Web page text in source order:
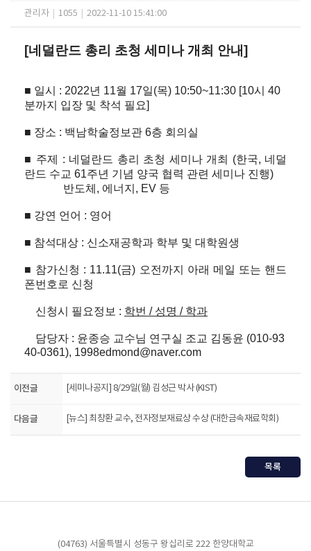
관리자 1055 2022-11-10 15:41:00
[네덜란드 총리 초청 세미나 개최 안내]
■ 일시 : 2022년 11월 17일(목) 10:50~11:30 [10시 40
분까지
입장 및 착석 필요]
■ 장소 : 백남학술정보관 6층 회의실
■ 주제 : 네덜란드 총리 초청 세미나 개최 (한국, 네덜
란드 수교 61주년 기념 양국 협력 관련 세미나 진행)
반도체, 에너지, EV 등
■ 강연 언어 : 영어
■ 참석대상 : 신소재공학과 학부 및 대학원생
■ 참가신청 : 11.11(금) 오전까지 아래 메일 또는 핸드
폰번호로 신청
신청시 필요정보 : 학번 / 성명 / 학과
담당자 : 윤종승 교수님 연구실 조교 김동윤 (010-93
40-0361), 1998edmond@naver.com
이전글 [세미나공지] 8/29일(월) 김성근 박사 (KIST)
다음글 [뉴스] 최창환 교수, 전자정보재료상 수상 (대한금속재료학회)
목록
(04763) 서울특별시 성동구 왕십리로 222 한양대학교